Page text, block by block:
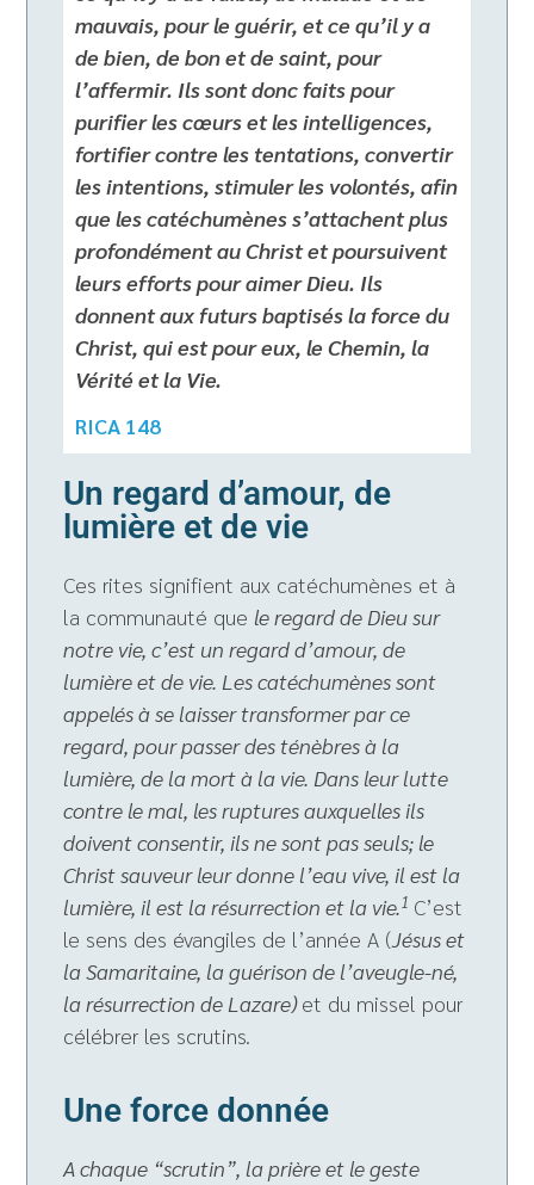
mauvais, pour le guérir, et ce qu’il y a
de bien, de bon et de saint, pour
l’affermir. Ils sont donc faits pour
purifier les cœurs et les intelligences,
fortifier contre les tentations, convertir
les intentions, stimuler les volontés, afin
que les catéchumènes s’attachent plus
profondément au Christ et poursuivent
leurs efforts pour aimer Dieu. Ils
donnent aux futurs baptisés la force du
Christ, qui est pour eux, le Chemin, la
Vérité et la Vie.
RICA 148
Un regard d’amour, de
lumière et de vie
Ces rites signifient aux catéchumènes et à
la communauté que le regard de Dieu sur
notre vie, c’est un regard d’amour, de
lumière et de vie. Les catéchumènes sont
appelés à se laisser transformer par ce
regard, pour passer des ténèbres à la
lumière, de la mort à la vie. Dans leur lutte
contre le mal, les ruptures auxquelles ils
doivent consentir, ils ne sont pas seuls; le
Christ sauveur leur donne l’eau vive, il est la
lumière, il est la résurrection et la vie.1 C’est
le sens des évangiles de l’année A (Jésus et
la Samaritaine, la guérison de l’aveugle-né,
la résurrection de Lazare)et du missel pour
célébrer les scrutins.
Une force donnée
A chaque “scrutin”, la prière et le geste